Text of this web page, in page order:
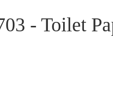
- Toilet